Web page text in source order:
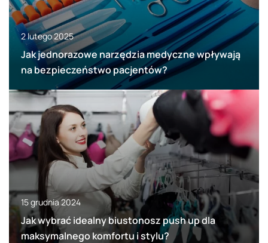
2 lutego 2025
Jak jednorazowe narzędzia medyczne wpływają
na bezpieczeństwo pacjentów?
15 grudnia 2024
Jak wybrać idealny biustonosz push up dla
maksymalnego komfortu i stylu?